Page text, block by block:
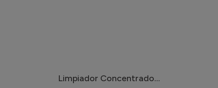
Limpiador Concentrado...